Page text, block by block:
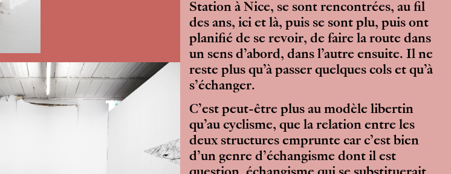
Station à Nice, se sont rencontrées, au fil
des ans, ici et là, puis se sont plu, puis ont
planifié de se revoir, de faire la route dans
un sens d’abord, dans l’autre ensuite. Il ne
reste plus qu’à passer quelques cols et qu’à
s’échanger.
C’est peut-être plus au modèle libertin
qu’au cyclisme, que la relation entre les
deux structures emprunte car c’est bien
d’un genre d’échangisme dont il est